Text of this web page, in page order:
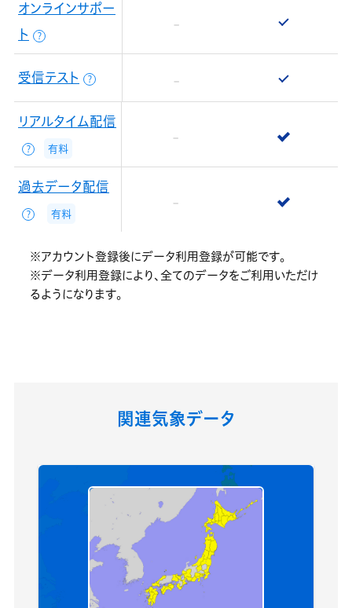
オンラインサポー
ト
？
受信テスト ？
リアルタイム配信
？ 有料
過去データ配信
？ 有料
※アカウント登録後にデータ利用登録が可能です。
※データ利用登録により、全てのデータをご利用いただけ
るようになります。
関連気象データ